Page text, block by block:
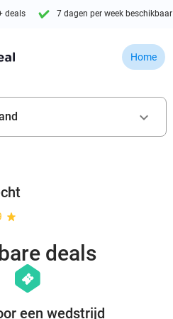
deals 7 dagen per week beschikbaar
Home
keyboard_arrow_down
star
deals
hexagon
events
een wedstrijd